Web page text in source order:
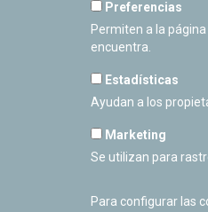
Cerrado Temporalmente
Preferencias
Permiten a la
encuentra.
Estadísticas
Ayudan a los
Marketing
Se utilizan para
Para configurar las